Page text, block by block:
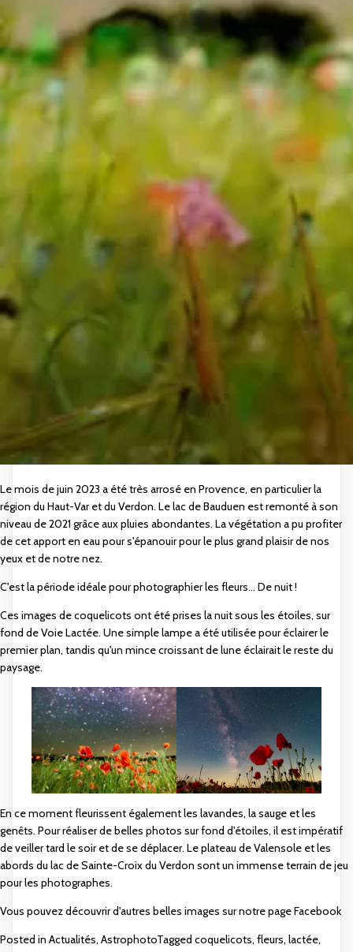
Le mois de juin 2023 a été très arrosé en Provence, en particulier la
région du Haut-Var et du Verdon. Le lac de Bauduen est remonté à son
niveau de 2021 grâce aux pluies abondantes. La végétation a pu profiter
de cet apport en eau pour s'épanouir pour le plus grand plaisir de nos
yeux et de notre nez.
C'est la période idéale pour photographier les fleurs... De nuit !
Ces images de coquelicots ont été prises la nuit sous les étoiles, sur
fond de Voie Lactée. Une simple lampe a été utilisée pour éclairer le
premier plan, tandis qu'un mince croissant de lune éclairait le reste du
paysage.
En ce moment fleurissent également les lavandes, la sauge et les
genêts. Pour réaliser de belles photos sur fond d'étoiles, il est impératif
de veiller tard le soir et de se déplacer. Le plateau de Valensole et les
abords du lac de Sainte-Croix du Verdon sont un immense terrain de jeu
pour les photographes.
Vous pouvez découvrir d'autres belles images sur notre page Facebook
Posted in Actualités, AstrophotoTagged coquelicots, fleurs, lactée,